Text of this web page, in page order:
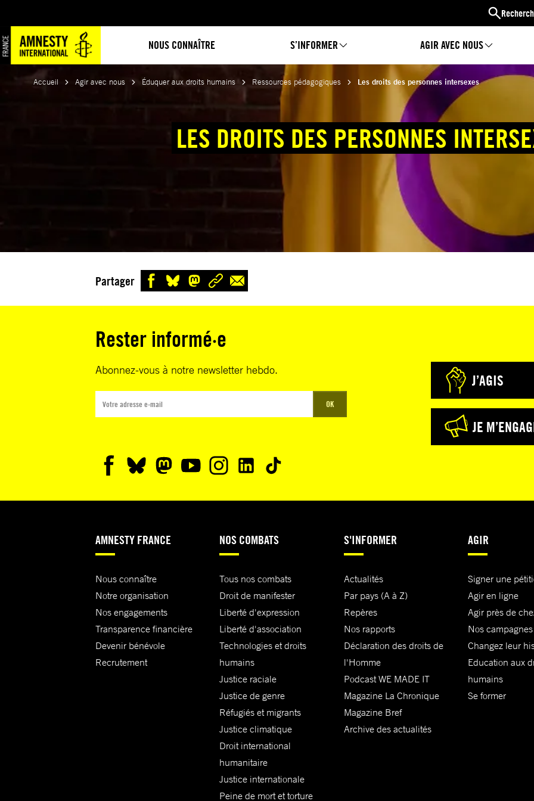
NOUS CONNAÎTRE S’INFORMER AGIR AVEC NOUS
au
contenu
Accueil Agir avec nous Éduquer aux droits humains Ressources pédagogiques Les droits des personnes intersexes
LES DROITS DES PERSONNES
Partager
Rester informé·e
Abonnez-vous à notre newsletter hebdo.
OK
J’AGIS
JE
AMNESTY FRANCE
Nous connaître
Notre organisation
Nos engagements
Transparence financière
Devenir bénévole
Recrutement
NOS COMBATS
Tous nos combats
Droit de manifester
Liberté d'expression
Liberté d'association
Technologies et droits
humains
Justice raciale
Justice de genre
Réfugiés et migrants
Justice climatique
Droit international
humanitaire
Justice internationale
Peine de mort et torture
S'INFORMER
Actualités
Par pays (A à Z)
Repères
Nos rapports
Déclaration des droits de
l'Homme
Podcast WE MADE IT
Magazine La Chronique
Magazine Bref
Archive des actualités
AGIR
Signer une
Agir en ligne
Agir près de
Nos campagnes
Changez leur
Education aux
humains
Se former